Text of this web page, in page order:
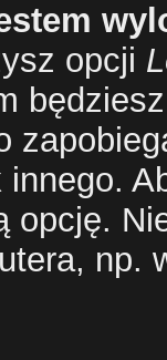
opcji
opcję.
np.